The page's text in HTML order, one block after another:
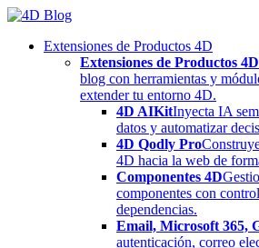
Skip
contentExtensiones de Productos 4D
Extensiones de Productos 4D
blog con herramientas y
extender tu entorno 4D.
4D AIKitInyecta IA
datos y automatizar
4D Qodly Pro
4D hacia la web de
Componentes 4D
componentes con
dependencias.
Email, Microsoft 365,
autenticación, correo